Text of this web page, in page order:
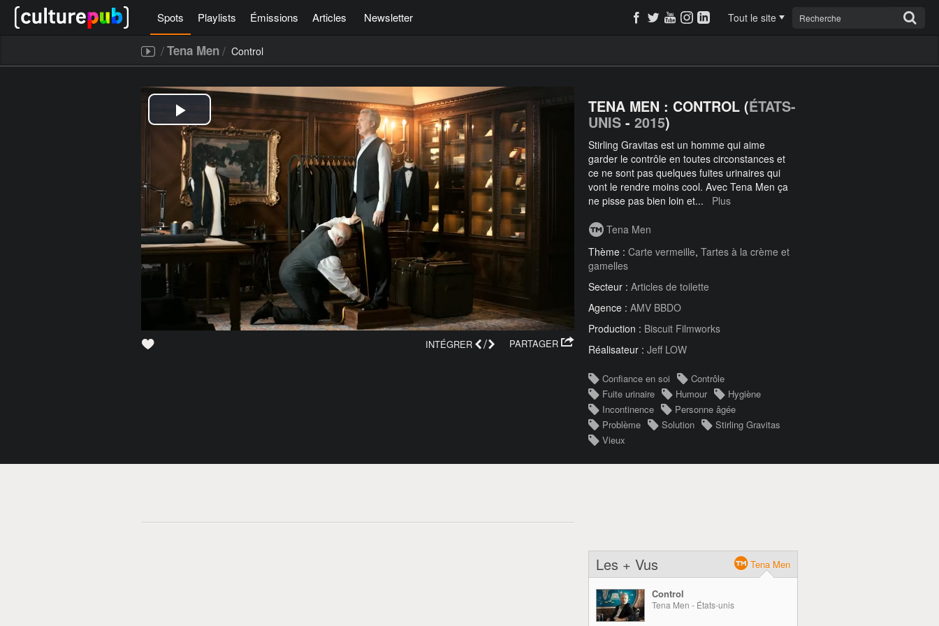
Spots Playlists Émissions Articles Newsletter Tout le site
/Tena Men/ Control
PARTAGER
INTÉGRER /
TENA MEN : CONTROL (ÉTATS-
UNIS - 2015)
Stirling Gravitas est un homme qui aime
garder le contrôle en toutes circonstances et
ce ne sont pas quelques fuites urinaires qui
vont le rendre moins cool. Avec Tena Men ça
ne pisse pas bien loin et... Plus
Tena Men
Thème : Carte vermeille, Tartes à la crème et
gamelles
Secteur : Articles de toilette
Agence : AMV BBDO
Production : Biscuit Filmworks
Réalisateur : Jeff LOW
Confiance en soi
Contrôle
Fuite urinaire
Humour
Hygiène
Incontinence
Personne âgée
Problème
Solution
Stirling Gravitas
Vieux
Les + Vus Tena Men
Control
Tena Men - États-unis